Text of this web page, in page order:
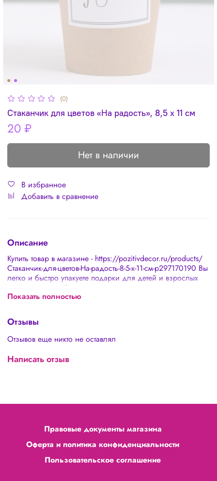
(0)
Стаканчик для цветов «На радость», 8,5 х 11 см
20 ₽
Нет в наличии
В избранное
Добавить в сравнение
Описание
Купить товар в магазине - https://pozitivdecor.ru/products/
Стаканчик-для-цветов-На-радость-8-5-х-11-см-p297170190 Вы
легко и быстро упакуете подарки для детей и взрослых
своими руками. Вы сможете создать невероятную
цветочную композицию и красиво упаковать! - не нужна
композиций, сладостей - можно использовать в быту
Показать полностью
Отзывы
Отзывов еще никто не оставлял
Написать отзыв
Правовые документы магазина
Оферта и политика конфиденциальности
Пользовательское соглашение